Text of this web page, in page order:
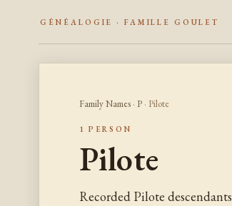
GÉNÉALOGIE · FAMILLE GOULET
Family Names· P· Pilote
1 PERSON
Pilote
Recorded Pilote